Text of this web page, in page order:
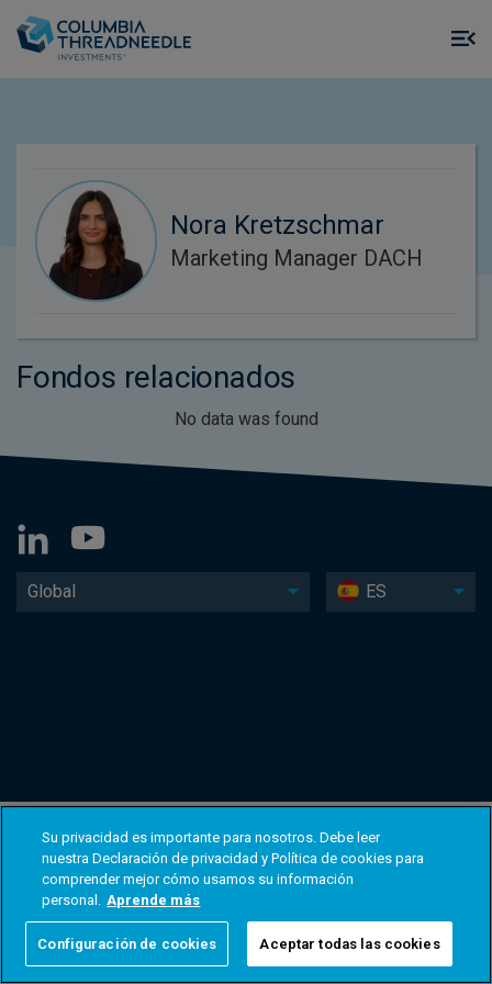
Nora Kretzschmar
Marketing Manager DACH
Fondos relacionados
No data was found
Global ES
Su privacidad es importante para nosotros. Debe leer
nuestra Declaración de privacidad y Política de cookies para
comprender mejor cómo usamos su información
personal. Aprende más
Configuración de cookies Aceptar todas las cookies